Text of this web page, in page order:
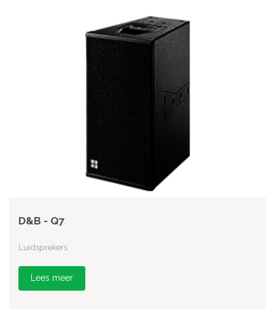
D&B - Q7
Luidsprekers
Lees meer